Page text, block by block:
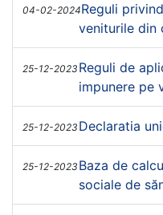
04-02-2024Reguli
veniturile din
25-12-2023 Reguli de
impunere pe
25-12-2023 Declaratia
25-12-2023 Baza de
sociale de